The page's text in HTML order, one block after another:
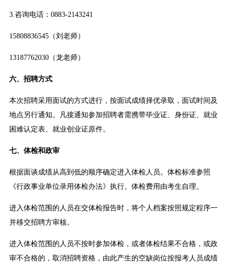
3.咨询电话：0883-2143241
15808836545（刘老师）
13187762030（龙老师）
六、招聘方式
本次招聘采用面试的方式进行，按面试成绩择优录取，面试时间及
地点另行通知。凡接通知参加招聘者需携带毕业证、身份证、就业
困难认定表、就业创业证原件。
七、体检和政审
根据面谈成绩从高到低的顺序确定进入体检人员。体检标准参照
《行政事业单位录用体检办法》执行。体检费用由考生自理。
进入体检范围的人员在交体检报告时，将个人档案按照规定程序一
并移交招聘方审核。
进入体检范围的人员不按时参加体检，或者体检结果不合格，或政
审不合格的，取消招聘资格，由此产生的空缺岗位按报考人员成绩